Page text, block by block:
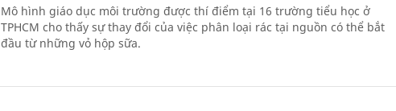
Mô hình giáo dục môi trường được thí điểm tại 16 trường tiểu học ở
TPHCM cho thấy sự thay đổi của việc phân loại rác tại nguồn có thể bắt
đầu từ những vỏ hộp sữa.